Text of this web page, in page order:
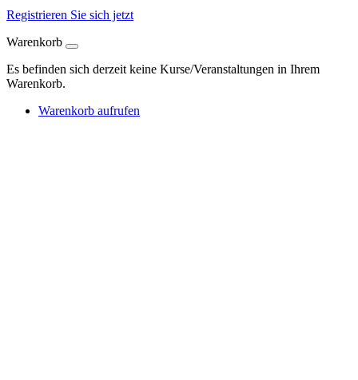
Registrieren Sie sich jetzt
Warenkorb
Es befinden sich derzeit keine Kurse/Veranstaltungen in Ihrem
Warenkorb.
Warenkorb aufrufen